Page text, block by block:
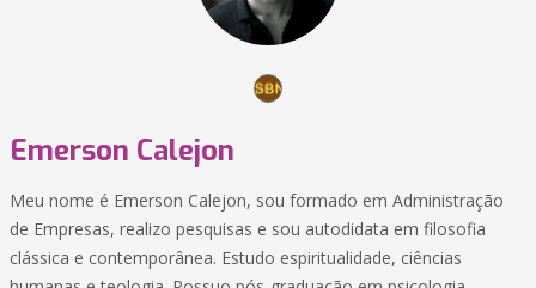
Emerson Calejon
Meu nome é Emerson Calejon, sou formado em Administração
de Empresas, realizo pesquisas e sou autodidata em filosofia
clássica e contemporânea. Estudo espiritualidade, ciências